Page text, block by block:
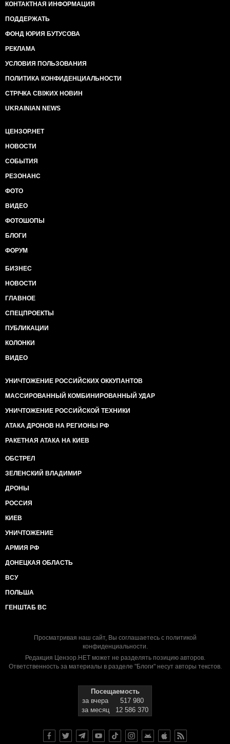
КОНТАКТНАЯ ИНФОРМАЦИЯ
ПОДДЕРЖАТЬ
ФОНД ЮРИЯ БУТУСОВА
РЕКЛАМА
УСЛОВИЯ ПОЛЬЗОВАНИЯ
ПОЛИТИКА КОНФИДЕНЦИАЛЬНОСТИ
СТРІЧКА СВІЖИХ НОВИН
UKRAINIAN NEWS
ЦЕНЗОР.НЕТ
НОВОСТИ
СОБЫТИЯ
РЕЗОНАНС
ФОТО
ВИДЕО
ФОТОШОПЫ
БЛОГИ
ФОРУМ
БИЗНЕС
НОВОСТИ
ГЛАВНОЕ
СПЕЦПРОЕКТЫ
ПУБЛИКАЦИИ
КОЛОНКИ
ВИДЕО
УНИЧТОЖЕНИЕ РОССИЙСКИХ ОККУПАНТОВ
МАССИРОВАННЫЙ КОМБИНИРОВАННЫЙ УДАР
УНИЧТОЖЕНИЕ РОССИЙСКОЙ ТЕХНИКИ
АТАКА ДРОНОВ НА РЕГИОНЫ РФ
РАКЕТНАЯ АТАКА НА КИЕВ
ОБСТРЕЛ
ЗЕЛЕНСКИЙ ВЛАДИМИР
ДРОНЫ
РОССИЯ
КИЕВ
УНИЧТОЖЕНИЕ
АРМИЯ РФ
ДОНЕЦКАЯ ОБЛАСТЬ
ВСУ
ПОЛЬША
ГЕНШТАБ ВС
Просматривая наш сайт, Вы соглашаетесь с политикой
конфиденциальности.
Редакция Цензор.НЕТ может не разделять позицию авторов.
Ответственность за материалы в разделе "Блоги" несут авторы текстов.
Посещаемость
за вчера
517 980
за месяц
12 586 370